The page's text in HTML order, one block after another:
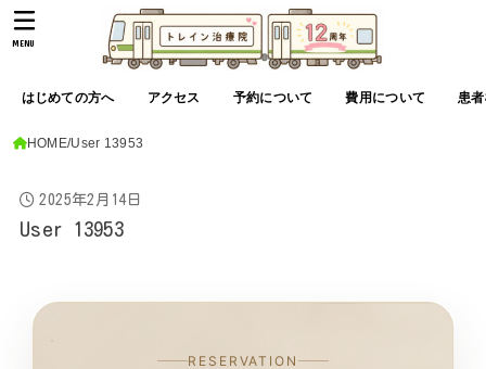
はじめての方へ アクセス 予約について 費用について 患
MENU
HOME User 13953
2025年2月14日
User 13953
RESERVATION